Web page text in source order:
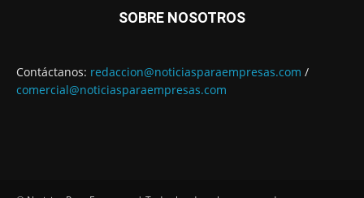
SOBRE NOSOTROS
Contáctanos: redaccion@noticiasparaempresas.com /
comercial@noticiasparaempresas.com